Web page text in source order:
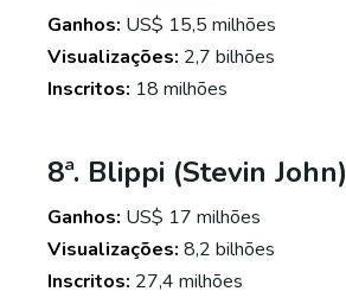
Ganhos: US$ 15,5 milhões
Visualizações: 2,7 bilhões
Inscritos: 18 milhões
8ª. Blippi (Stevin John)
Ganhos: US$ 17 milhões
Visualizações: 8,2 bilhões
Inscritos: 27,4 milhões